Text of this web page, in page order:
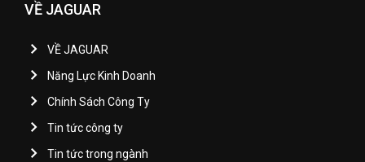
VỀ JAGUAR
VỀ JAGUAR
Năng Lực Kinh Doanh
Chính Sách Công Ty
Tin tức công ty
Tin tức trong ngành